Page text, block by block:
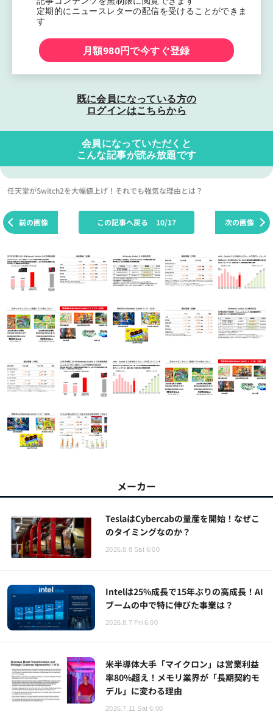
定期的にニュースレターの配信を受けることができま
す
月額980円で今すぐ登録
既に会員になっている方の
ログインはこちらから
会員になっていただくと
こんな記事が読み放題です
任天堂がSwitch2を大幅値上げ！それでも強気な理由とは？
前の画像 次の画像
この記事へ戻る 10/17
メーカー
TeslaはCybercabの量産を開始！なぜこ
のタイミングなのか？
2026.8.8 Sat 6:00
Intelは25%成長で15年ぶりの高成長！AI
ブームの中で特に伸びた事業は？
2026.8.7 Fri 6:00
米半導体大手「マイクロン」は営業利益
率80%超え！メモリ業界が「長期契約モ
デル」に変わる理由
2026.7.11 Sat 6:00